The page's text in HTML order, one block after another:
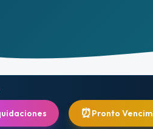
⏰Pronto Vencimiento